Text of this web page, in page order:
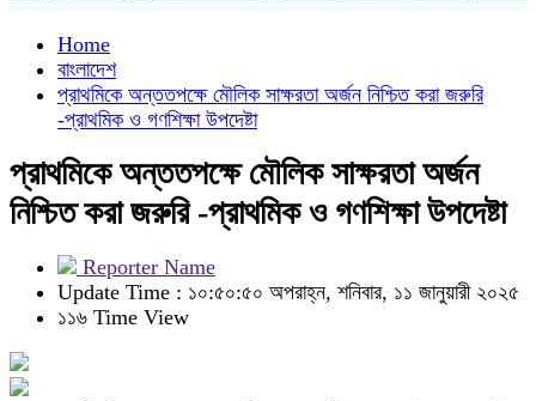
Home
বাংলাদেশ
প্রাথমিকে অন্ততপক্ষে মৌলিক সাক্ষরতা অর্জন নিশ্চিত করা জরুরি
-প্রাথমিক ও গণশিক্ষা উপদেষ্টা
প্রাথমিকে অন্ততপক্ষে মৌলিক সাক্ষরতা অর্জন
নিশ্চিত করা জরুরি -প্রাথমিক ও গণশিক্ষা উপদেষ্টা
Reporter Name
Update Time : ১০:৫০:৫০ অপরাহ্ন, শনিবার, ১১ জানুয়ারী ২০২৫
১১৬ Time View